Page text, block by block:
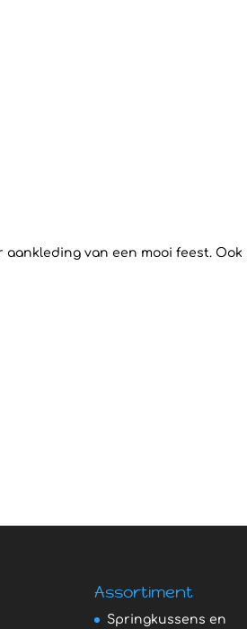
van een mooi feest.
Assortiment
Springkussens en